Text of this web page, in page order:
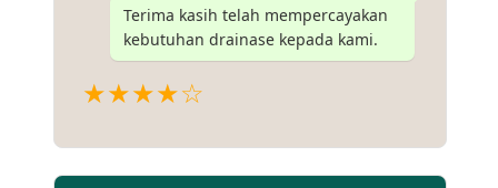
Terima kasih telah mempercayakan
kebutuhan drainase kepada kami.
★★★★☆